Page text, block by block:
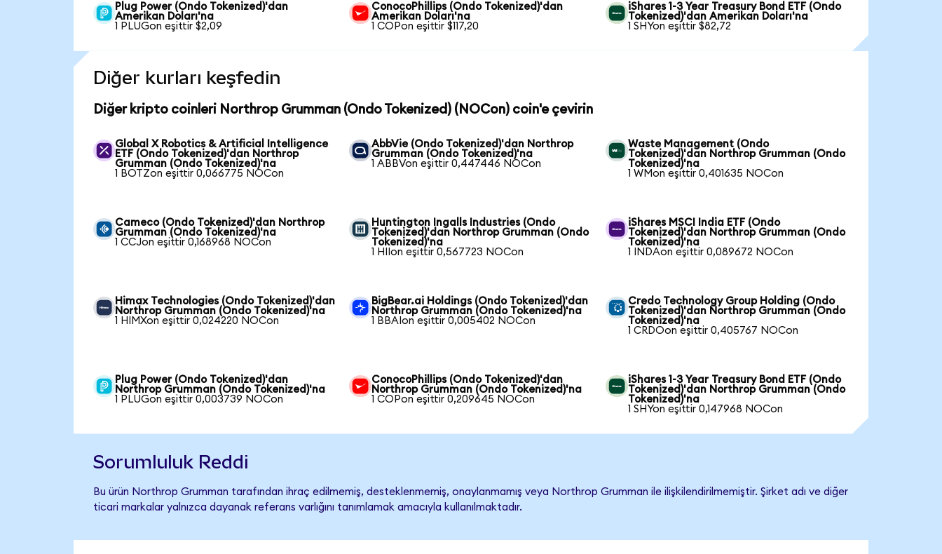
Plug Power (Ondo Tokenized)'dan
Amerikan Doları'na
1 PLUGon eşittir $2,09
ConocoPhillips (Ondo Tokenized)'dan
Amerikan Doları'na
1 COPon eşittir $117,20
iShares 1-3 Year Treasury Bond ETF (Ondo
Tokenized)'dan Amerikan Doları'na
1 SHYon eşittir $82,72
Diğer kurları keşfedin
Diğer kripto coinleri Northrop Grumman (Ondo Tokenized) (NOCon) coin'e çevirin
Global X Robotics & Artificial Intelligence
ETF (Ondo Tokenized)'dan Northrop
Grumman (Ondo Tokenized)'na
1 BOTZon eşittir 0,066775 NOCon
AbbVie (Ondo Tokenized)'dan Northrop
Grumman (Ondo Tokenized)'na
1 ABBVon eşittir 0,447446 NOCon
Waste Management (Ondo
Tokenized)'dan Northrop Grumman (Ondo
Tokenized)'na
1 WMon eşittir 0,401635 NOCon
Cameco (Ondo Tokenized)'dan Northrop
Grumman (Ondo Tokenized)'na
1 CCJon eşittir 0,168968 NOCon
Huntington Ingalls Industries (Ondo
Tokenized)'dan Northrop Grumman (Ondo
Tokenized)'na
1 HIIon eşittir 0,567723 NOCon
iShares MSCI India ETF (Ondo
Tokenized)'dan Northrop Grumman (Ondo
Tokenized)'na
1 INDAon eşittir 0,089672 NOCon
Himax Technologies (Ondo Tokenized)'dan
Northrop Grumman (Ondo Tokenized)'na
1 HIMXon eşittir 0,024220 NOCon
BigBear.ai Holdings (Ondo Tokenized)'dan
Northrop Grumman (Ondo Tokenized)'na
1 BBAIon eşittir 0,005402 NOCon
Credo Technology Group Holding (Ondo
Tokenized)'dan Northrop Grumman (Ondo
Tokenized)'na
1 CRDOon eşittir 0,405767 NOCon
Plug Power (Ondo Tokenized)'dan
Northrop Grumman (Ondo Tokenized)'na
1 PLUGon eşittir 0,003739 NOCon
ConocoPhillips (Ondo Tokenized)'dan
Northrop Grumman (Ondo Tokenized)'na
1 COPon eşittir 0,209645 NOCon
iShares 1-3 Year Treasury Bond ETF (Ondo
Tokenized)'dan Northrop Grumman (Ondo
Tokenized)'na
1 SHYon eşittir 0,147968 NOCon
Sorumluluk Reddi
Bu ürün Northrop Grumman tarafından ihraç edilmemiş, desteklenmemiş, onaylanmamış veya Northrop Grumman ile ilişkilendirilmemiştir. Şirket adı ve diğer
ticari markalar yalnızca dayanak referans varlığını tanımlamak amacıyla kullanılmaktadır.